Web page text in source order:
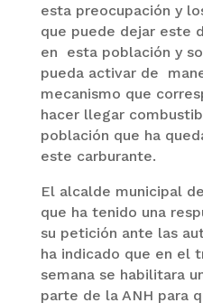
esta preocupación y
que puede dejar este
en esta población y
pueda activar de
mecanismo que
hacer llegar
población que ha
este carburante.
El alcalde municipal
que ha tenido una
su petición ante las
ha indicado que en el
semana se habilitara
parte de la ANH para